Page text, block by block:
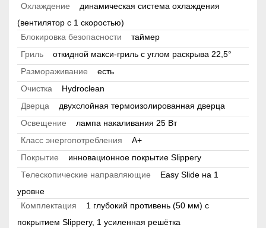
Охлаждение
динамическая система охлаждения
(вентилятор с 1 скоростью)
Блокировка безопасности
таймер
Гриль
откидной макси-гриль c углом раскрыва 22,5°
Размораживание
есть
Очистка
Hydroclean
Дверца
двухслойная термоизолированная дверца
Освещение
лампа накаливания 25 Вт
Класс энергопотребления
A+
Покрытие
инновационное покрытие Slippery
Телескопические направляющие
Easy Slide на 1
уровне
Комплектация
1 глубокий противень (50 мм) с
покрытием Slippery, 1 усиленная решётка